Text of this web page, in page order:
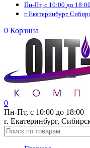
Пн-Пт, с 10:00 до 18:00
г. Екатеринбург,
0 Корзина
0
Пн-Пт, с 10:00 до 18:00
г. Екатеринбург,